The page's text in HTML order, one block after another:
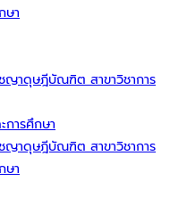
ษา
ญาดุษฎีบัณฑิต สาขาวิชาการ
ารศึกษา
ญาดุษฎีบัณฑิต สาขาวิชาการ
ษา